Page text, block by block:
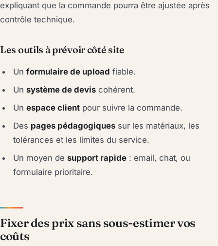
expliquant que la commande pourra être ajustée après
contrôle technique.
Les outils à prévoir côté site
Unformulaire de upload fiable.
Unsystème de devis cohérent.
Unespace client pour suivre la commande.
Des pages pédagogiques sur les matériaux, les
tolérances et les limites du service.
Un moyen desupport rapide : email, chat, ou
formulaire prioritaire.
Fixer des prix sans sous-estimer vos
coûts